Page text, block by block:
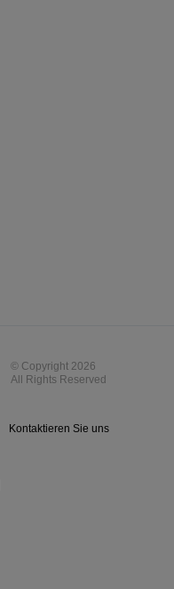
© Copyright 2026
All Rights Reserved
Kontaktieren Sie uns